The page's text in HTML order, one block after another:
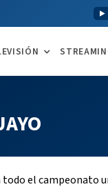
el campeonato